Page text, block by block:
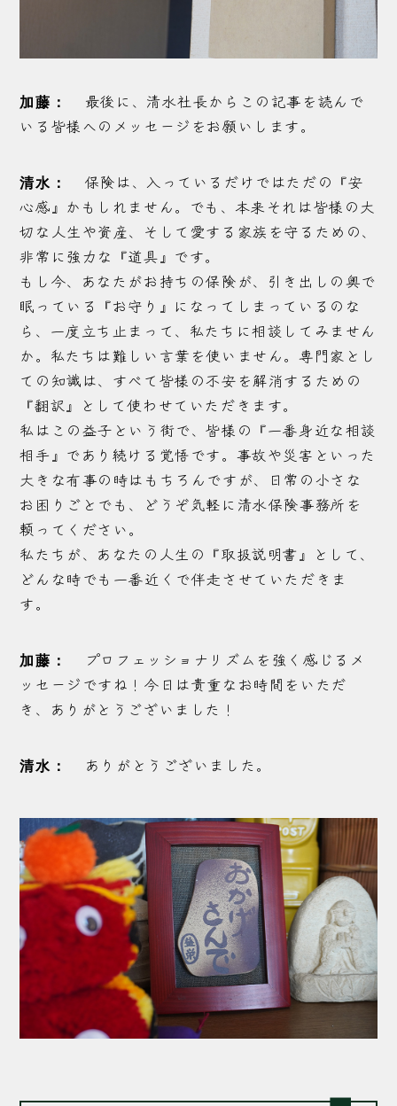
加藤：
最後に、清水社長からこの記事を読んで
いる皆様へのメッセージをお願いします。
清水：
保険は、入っているだけではただの『安
心感』かもしれません。でも、本来それは皆様の大
切な人生や資産、そして愛する家族を守るための、
非常に強力な『道具』です。
もし今、あなたがお持ちの保険が、引き出しの奥で
眠っている『お守り』になってしまっているのな
ら、一度立ち止まって、私たちに相談してみません
か。私たちは難しい言葉を使いません。専門家とし
ての知識は、すべて皆様の不安を解消するための
『翻訳』として使わせていただきます。
私はこの益子という街で、皆様の『一番身近な相談
相手』であり続ける覚悟です。事故や災害といった
大きな有事の時はもちろんですが、日常の小さな
お困りごとでも、どうぞ気軽に清水保険事務所を
頼ってください。
私たちが、あなたの人生の『取扱説明書』として、
どんな時でも一番近くで伴走させていただきま
す。
加藤：
プロフェッショナリズムを強く感じるメ
ッセージですね！今日は貴重なお時間をいただ
き、ありがとうございました！
清水： ありがとうございました。